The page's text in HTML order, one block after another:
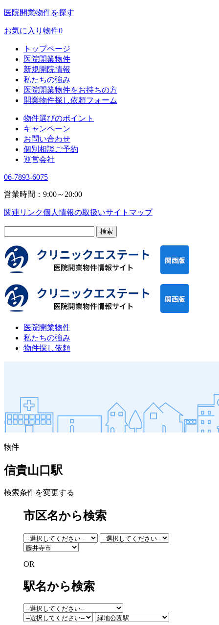
医院開業物件を探す
お気に入り物件0
トップページ
医院開業物件
新規開院情報
私たちの強み
医院開業物件をお持ちの方
開業物件探し依頼フォーム
物件選びのポイント
キャンペーン
お問い合わせ
個別相談ご予約
運営会社
06-7893-6075
営業時間：9:00～20:00
関連リンク個人情報の取扱いサイトマップ
医院開業物件
私たちの強み
物件探し依頼
物件
信貴山口駅
検索条件を変更する
市区名から検索
OR
駅名から検索